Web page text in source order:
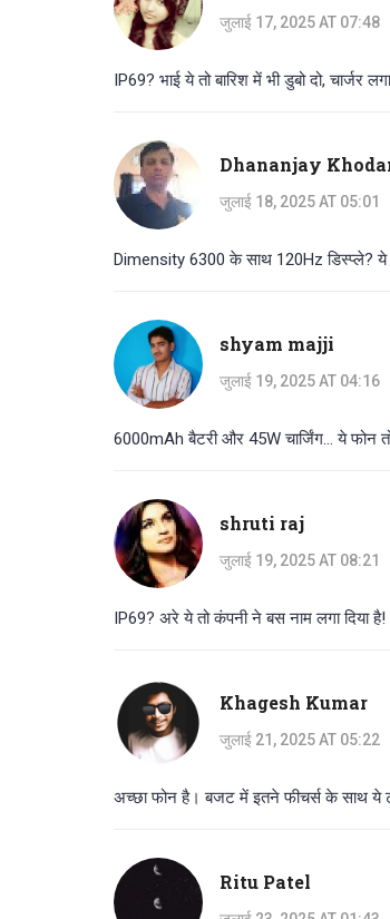
जुलाई 17, 2025 AT 07:48
IP69? भाई ये तो बारिश में भी डुबो दो,
Dhananjay
जुलाई 18, 2025 AT 05:01
Dimensity 6300 के साथ 120Hz डिस्प्ले?
shyam majji
जुलाई 19, 2025 AT 04:16
6000mAh बैटरी और 45W चार्जिंग... ये फोन
shruti raj
जुलाई 19, 2025 AT 08:21
IP69? अरे ये तो कंपनी ने बस नाम लगा
Khagesh Kumar
जुलाई 21, 2025 AT 05:22
अच्छा फोन है। बजट में इतने फीचर्स के साथ ये
Ritu Patel